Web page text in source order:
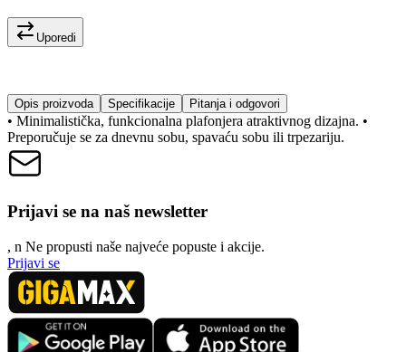
Uporedi
Opis proizvoda Specifikacije Pitanja i odgovori
• Minimalistička, funkcionalna plafonjera atraktivnog dizajna. •
Preporučuje se za dnevnu sobu, spavaću sobu ili trpezariju.
Prijavi se na naš newsletter
, n Ne propusti naše najveće popuste i akcije.
Prijavi se